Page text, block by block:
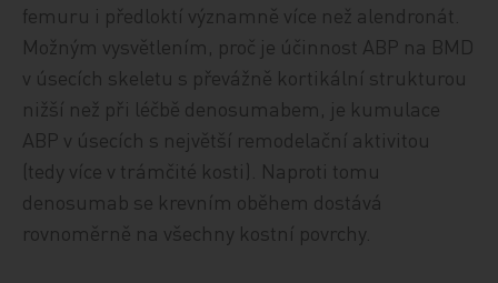
femuru i předloktí významně více než alendronát.
Možným vysvětlením, proč je účinnost ABP na BMD
v úsecích skeletu s převážně kortikální strukturou
nižší než při léčbě denosumabem, je kumulace
ABP v úsecích s největší remodelační aktivitou
(tedy více v trámčité kosti). Naproti tomu
denosumab se krevním oběhem dostává
rovnoměrně na všechny kostní povrchy.